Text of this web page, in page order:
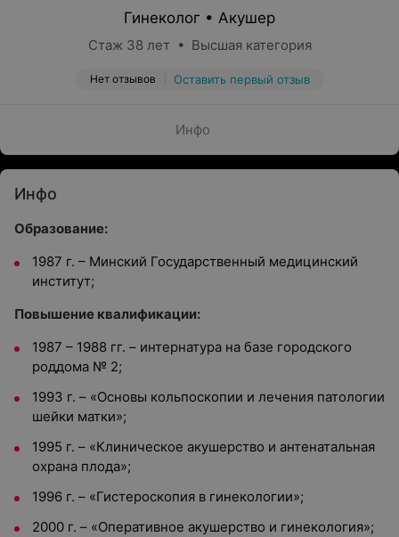
Гинеколог • Акушер
Стаж 38 лет • Высшая категория
Нет отзывов Оставить первый отзыв
Инфо
Инфо
Образование:
1987 г. – Минский Государственный медицинский
институт;
Повышение квалификации:
1987 – 1988 гг. – интернатура на базе городского
роддома № 2;
1993 г. – «Основы кольпоскопии и лечения патологии
шейки матки»;
1995 г. – «Клиническое акушерство и антенатальная
охрана плода»;
1996 г. – «Гистероскопия в гинекологии»;
2000 г. – «Оперативное акушерство и гинекология»;